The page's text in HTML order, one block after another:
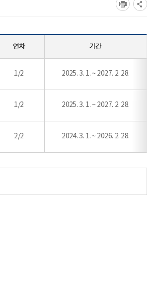
연차 기간
1/2 2025. 3. 1. ~ 2027. 2. 28.
1/2 2025. 3. 1. ~ 2027. 2. 28.
2/2 2024. 3. 1. ~ 2026. 2. 28.